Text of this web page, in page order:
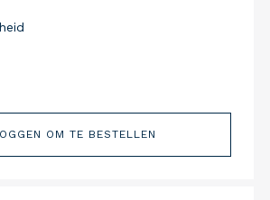
OM TE BESTELLEN